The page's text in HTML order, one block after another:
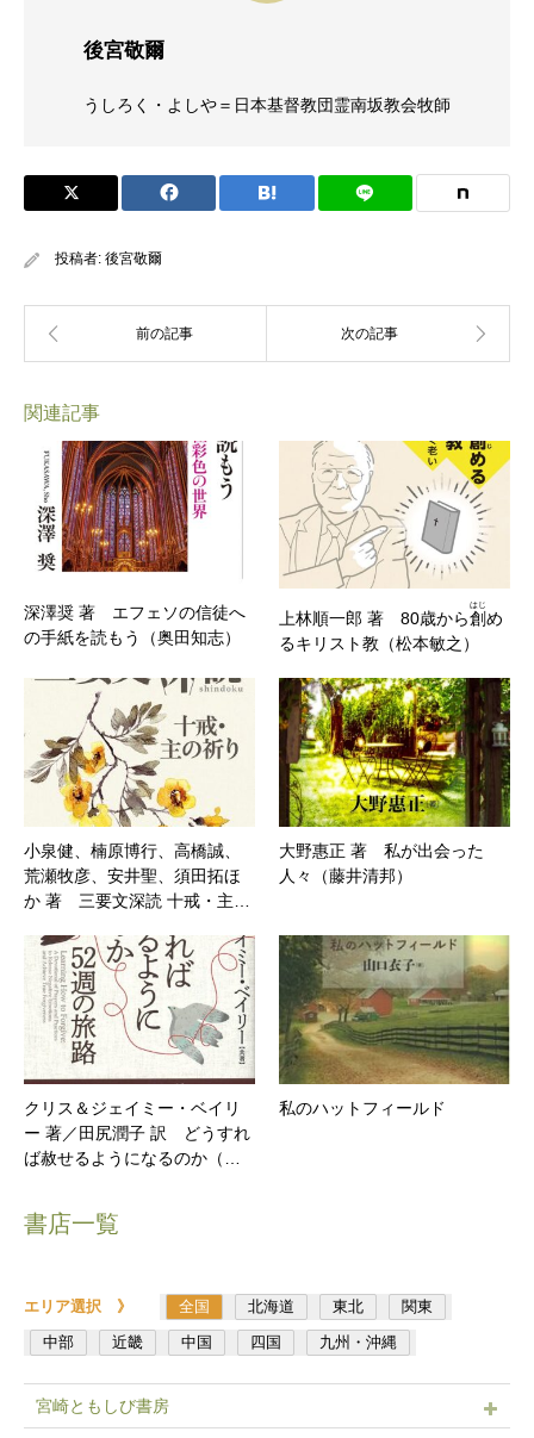
後宮敬爾
うしろく・よしや＝日本基督教団霊南坂教会牧師
投稿者: 後宮敬爾
関連記事
深澤奨 著 エフェソの信徒へ
の手紙を読もう（奥田知志）
上林順一郎 著 80歳から創
はじ
め
るキリスト教（松本敏之）
小泉健、楠原博行、高橋誠、
荒瀬牧彦、安井聖、須田拓ほ
か 著 三要文深読 十戒・主…
大野惠正 著 私が出会った
人々（藤井清邦）
クリス＆ジェイミー・ベイリ
ー 著／田尻潤子 訳 どうすれ
ば赦せるようになるのか（…
私のハットフィールド
書店一覧
エリア選択 》 全国 北海道 東北
関東
中部
近畿 中国 四国 九州・沖縄
宮崎ともしび書房